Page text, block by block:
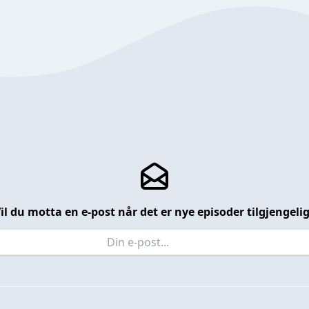
du motta en e-post når det er nye episoder